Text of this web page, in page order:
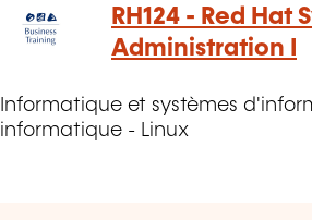
RH124 - Red Hat
Administration I
Informatique et systèmes
informatique - Linux